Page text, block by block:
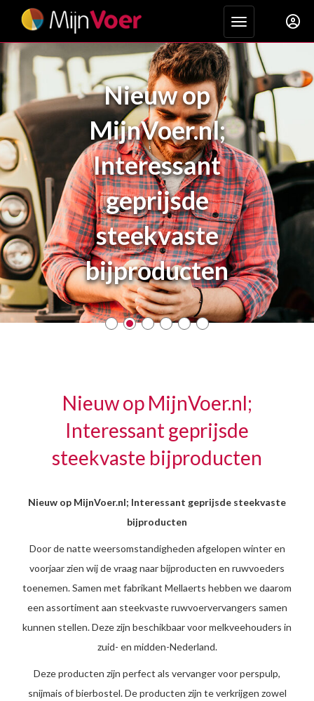
Toggle
Nieuw op
MijnVoer.nl;
Interessant
geprijsde
steekvaste
bijproducten
Nieuw op MijnVoer.nl;
Interessant geprijsde
steekvaste bijproducten
Nieuw op MijnVoer.nl; Interessant geprijsde steekvaste
bijproducten
Door de natte weersomstandigheden afgelopen winter en
voorjaar zien wij de vraag naar bijproducten en ruwvoeders
toenemen. Samen met fabrikant Mellaerts hebben we daarom
een assortiment aan steekvaste ruwvoervervangers samen
kunnen stellen. Deze zijn beschikbaar voor melkveehouders in
zuid- en midden-Nederland.
Deze producten zijn perfect als vervanger voor perspulp,
snijmais of bierbostel. De producten zijn te verkrijgen zowel